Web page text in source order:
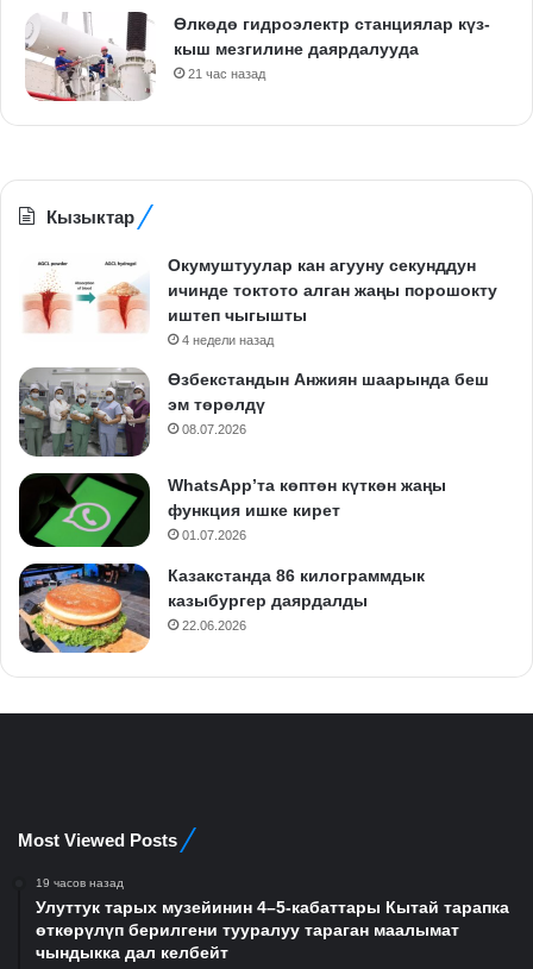
Өлкөдө гидроэлектр станциялар күз-
кыш мезгилине даярдалууда
21 час назад
Кызыктар
Окумуштуулар кан агууну секунддун
ичинде токтото алган жаңы порошокту
иштеп чыгышты
4 недели назад
Өзбекстандын Анжиян шаарында беш
эм төрөлдү
08.07.2026
WhatsApp’та көптөн күткөн жаңы
функция ишке кирет
01.07.2026
Казакстанда 86 килограммдык
казыбургер даярдалды
22.06.2026
Most Viewed Posts
19 часов назад
Улуттук тарых музейинин 4–5-кабаттары Кытай тарапка
өткөрүлүп берилгени тууралуу тараган маалымат
чындыкка дал келбейт